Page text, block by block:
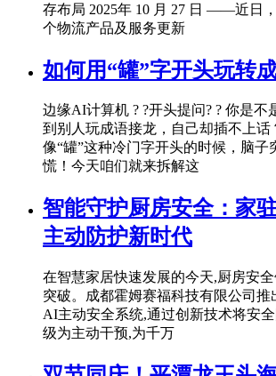
存布局 2025年 10 月 27 日 ——近日
个物流产品及服务更新
如何用“罐”字开头玩转
边缘AI计算机 ? ?开头提问? ? 你是不
到别人玩成语接龙，自己却插不上话
像“罐”这种冷门字开头的时候，脑子
慌！今天咱们就来拆解这
智能守护厨房安全：家
主动防护新时代
在智慧家居快速发展的今天,厨房安
突破。成都霍姆赛福科技有限公司
AI主动安全系统,通过创新技术将安
级为主动干预,为千万